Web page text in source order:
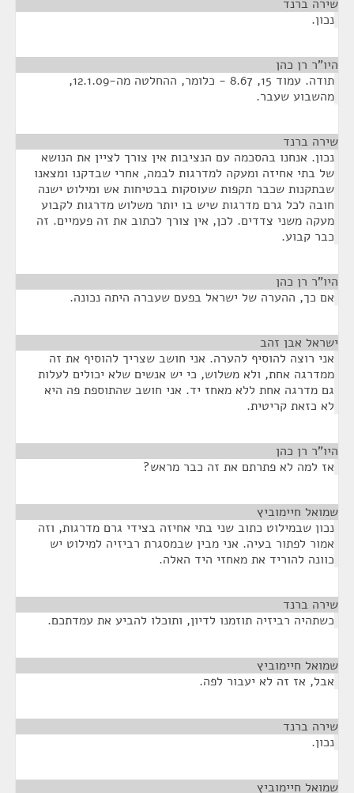
שירה ברנד
נכון.
היו"ר רן כהן
תודה. עמוד 15, 8.67 - כלומר, ההחלטה מה-12.1.09,
מהשבוע שעבר.
שירה ברנד
נכון. אנחנו בהסכמה עם הנציבות אין צורך לציין את הנושא
של בתי אחיזה ומעקה למדרגות לבמה, אחרי שבדקנו ומצאנו
שבתקנות שכבר תקפות שעוסקות בבטיחות אש ומילוט ישנה
חובה לכל גרם מדרגות שיש בו יותר משלוש מדרגות לקבוע
מעקה משני צדדים. לכן, אין צורך לכתוב את זה פעמיים. זה
כבר קבוע.
היו"ר רן כהן
אם כך, ההערה של ישראל בפעם שעברה היתה נכונה.
ישראל אבן זהב
אני רוצה להוסיף להערה. אני חושב שצריך להוסיף את זה
ממדרגה אחת, ולא משלוש, כי יש אנשים שלא יכולים לעלות
גם מדרגה אחת ללא מאחז יד. אני חושב שהתוספת פה היא
לא כזאת קריטית.
היו"ר רן כהן
אז למה לא פתרתם את זה כבר מראש?
שמואל חיימוביץ
נכון שבמילוט כתוב שני בתי אחיזה בצידי גרם מדרגות, וזה
אמור לפתור בעיה. אני מבין שבמסגרת רביזיה למילוט יש
כוונה להוריד את מאחזי היד האלה.
שירה ברנד
כשתהיה רביזיה תוזמנו לדיון, ותוכלו להביע את עמדתכם.
שמואל חיימוביץ
אבל, אז זה לא יעבור לפה.
שירה ברנד
נכון.
שמואל חיימוביץ